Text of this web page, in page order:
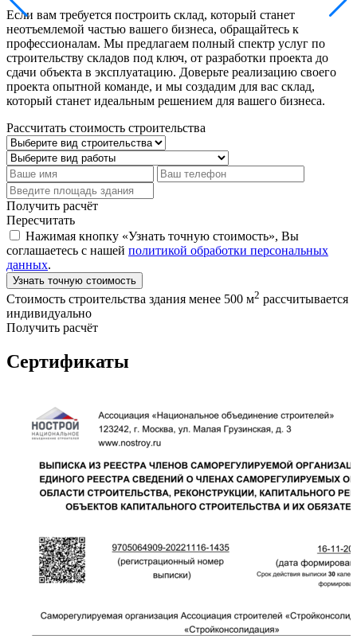
Если вам требуется построить склад, который станет
неотъемлемой частью вашего бизнеса, обращайтесь к
профессионалам. Мы предлагаем полный спектр услуг по
строительству складов под ключ, от разработки проекта до
сдачи объекта в эксплуатацию. Доверьте реализацию своего
проекта опытной команде, и мы создадим для вас склад,
который станет идеальным решением для вашего бизнеса.
Рассчитать стоимость строительства
Получить расчёт
Пересчитать
Нажимая кнопку «Узнать точную стоимость», Вы
соглашаетесь с нашей политикой обработки персональных
данных.
Узнать точную стоимость
Стоимость строительства здания менее 500 м2 рассчитывается
индивидуально
Получить расчёт
Сертификаты